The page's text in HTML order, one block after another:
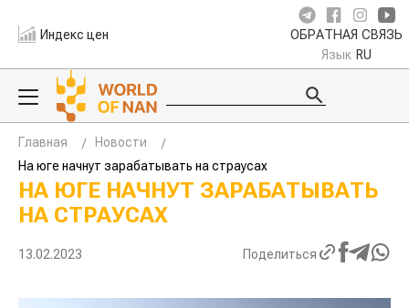
Индекс цен ОБРАТНАЯ СВЯЗЬ
Язык RU
Главная
Новости
На юге начнут зарабатывать на страусах
НА ЮГЕ НАЧНУТ ЗАРАБАТЫВАТЬ
НА СТРАУСАХ
13.02.2023 Поделиться